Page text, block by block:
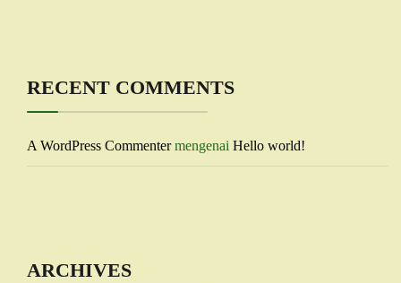
RECENT COMMENTS
A WordPress Commentermengenai Hello world!
ARCHIVES